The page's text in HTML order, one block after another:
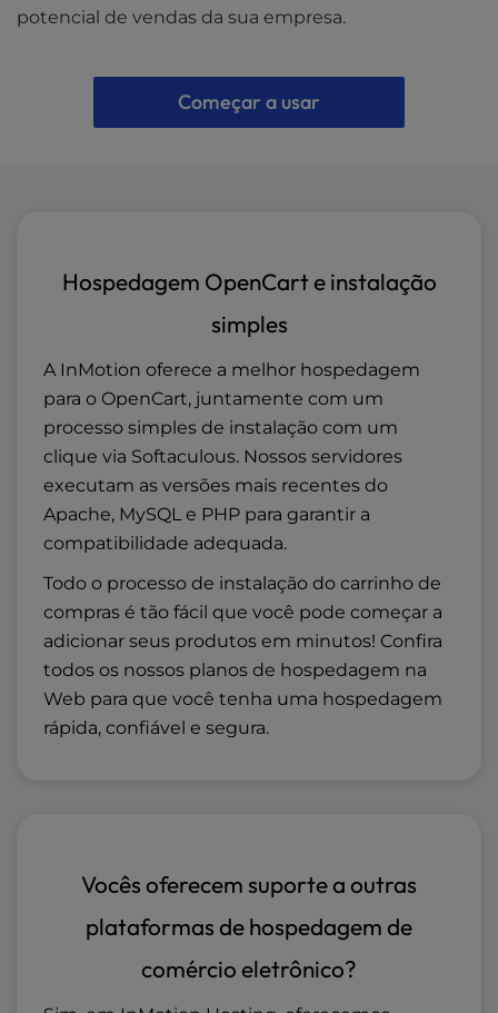
potencial de vendas da sua empresa.
Começar a usar
Hospedagem OpenCart e instalação
simples
A InMotion oferece a melhor hospedagem
para o OpenCart, juntamente com um
processo simples de instalação com um
clique via Softaculous. Nossos servidores
executam as versões mais recentes do
Apache, MySQL e PHP para garantir a
compatibilidade adequada.
Todo o processo de instalação do carrinho de
compras é tão fácil que você pode começar a
adicionar seus produtos em minutos! Confira
todos os nossos planos de hospedagem na
Web para que você tenha uma hospedagem
rápida, confiável e segura.
Vocês oferecem suporte a outras
plataformas de hospedagem de
comércio eletrônico?